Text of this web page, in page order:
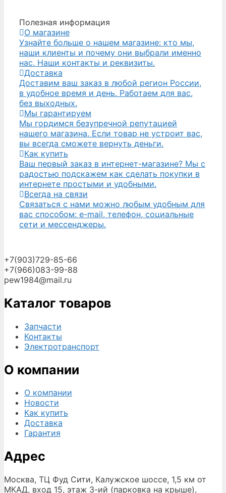
Полезная информация
О магазине
Узнайте больше о нашем магазине: кто мы,
наши клиенты и почему они выбрали именно
нас. Наши контакты и реквизиты.
Доставка
Доставим ваш заказ в любой регион России,
в удобное время и день. Работаем для вас,
без выходных.
Мы гарантируем
Мы гордимся безупречной репутацией
нашего магазина. Если товар не устроит вас,
вы всегда сможете вернуть деньги.
Как купить
Ваш первый заказ в интернет-магазине? Мы с
радостью подскажем как сделать покупки в
интернете простыми и удобными.
Всегда на связи
Связаться с нами можно любым удобным для
вас способом: e-mail, телефон, социальные
сети и мессенджеры.
+7(903)729-85-66
+7(966)083-99-88
pew1984@mail.ru
Каталог товаров
Запчасти
Контакты
Электротранспорт
О компании
О компании
Новости
Как купить
Доставка
Гарантия
Адрес
Москва, ТЦ Фуд Сити, Калужское шоссе, 1,5 км от
МКАД, вход 15, этаж 3-ий (парковка на крыше),